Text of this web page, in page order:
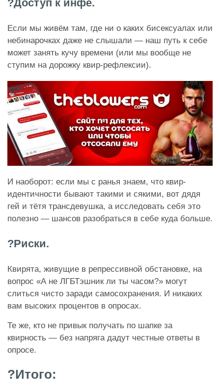
?Доступ к инфе.
Если мы живём там, где ни о каких бисексуалах или
небинарочках даже не слышали — наш путь к себе
может занять кучу времени (или мы вообще не
ступим на дорожку квир-рефлексии).
И наоборот: если мы с ранья знаем, что квир-
идентичности бывают такими и сякими, вот дядя
гей и тётя трансдевушка, а исследовать себя это
полезно — шансов разобраться в себе куда больше.
?Риски.
Квирята, живущие в репрессивной обстановке, на
вопрос «А не ЛГБТэшник ли ты часом?» могут
слиться чисто заради самосохранения. И никаких
вам высоких процентов в опросах.
Те же, кто не привык получать по шапке за
квирность — без напряга дадут честные ответы в
опросе.
?Итого: